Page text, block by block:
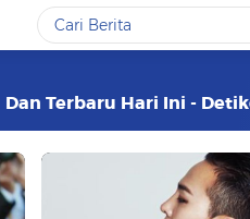
Terbaru Hari Ini -